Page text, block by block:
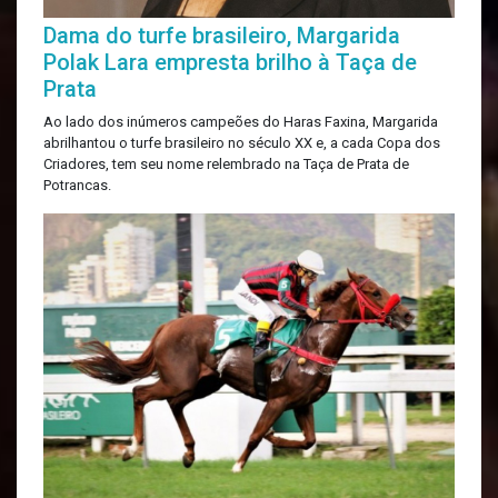
Dama do turfe brasileiro, Margarida
Polak Lara empresta brilho à Taça de
Prata
Ao lado dos inúmeros campeões do Haras Faxina, Margarida
abrilhantou o turfe brasileiro no século XX e, a cada Copa dos
Criadores, tem seu nome relembrado na Taça de Prata de
Potrancas.